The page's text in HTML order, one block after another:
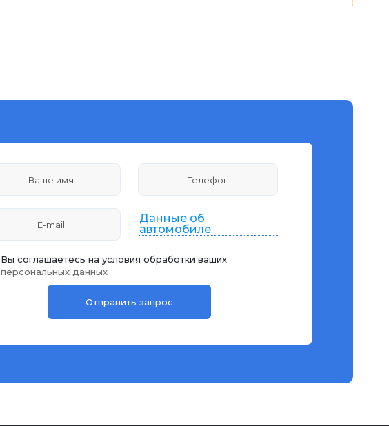
Данные об
автомобиле
Вы соглашаетесь на условия обработки ваших
персональных данных